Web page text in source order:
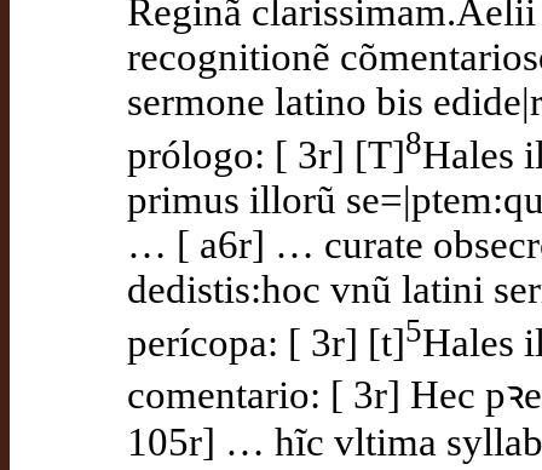
Reginã
recognitionẽ
sermone latino bis
prólogo: [ 3r] [T]8Hales
primus illorũ
… [ a6r] … curate
dedistis:hoc vnũ latini
perícopa: [ 3r] [t]5Hales
comentario: [ 3r] Hec
105r] … hĩc vltima